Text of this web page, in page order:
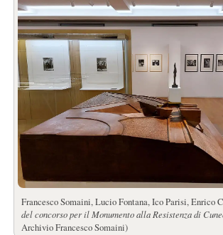
Francesco Somaini, Lucio Fontana, Ico Parisi, Enrico
del concorso per il Monumento alla Resistenza di
Archivio Francesco Somaini)